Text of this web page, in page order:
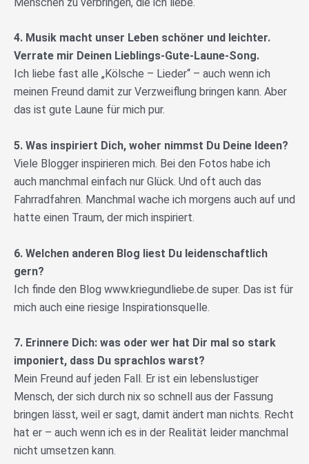
4. Musik macht unser Leben schöner und leichter.
Verrate mir Deinen Lieblings-Gute-Laune-Song.
Ich liebe fast alle „Kölsche – Lieder“ – auch wenn ich
meinen Freund damit zur Verzweiflung bringen kann. Aber
das ist gute Laune für mich pur.
5. Was inspiriert Dich, woher nimmst Du Deine Ideen?
Viele Blogger inspirieren mich. Bei den Fotos habe ich
auch manchmal einfach nur Glück. Und oft auch das
Fahrradfahren. Manchmal wache ich morgens auch auf und
hatte einen Traum, der mich inspiriert.
6. Welchen anderen Blog liest Du leidenschaftlich
gern?
Ich finde den Blog www.kriegundliebe.de super. Das ist für
mich auch eine riesige Inspirationsquelle.
7. Erinnere Dich: was oder wer hat Dir mal so stark
imponiert, dass Du sprachlos warst?
Mein Freund auf jeden Fall. Er ist ein lebenslustiger
Mensch, der sich durch nix so schnell aus der Fassung
bringen lässt, weil er sagt, damit ändert man nichts. Recht
hat er – auch wenn ich es in der Realität leider manchmal
nicht umsetzen kann.